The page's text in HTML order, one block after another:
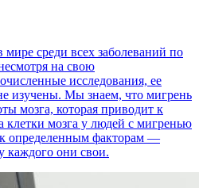
среди всех заболеваний по
на свою
исследования, ее
изучены. Мы знаем, что мигрень
мозга, которая приводит к
клетки мозга у людей с мигренью
определенным факторам —
каждого они свои.